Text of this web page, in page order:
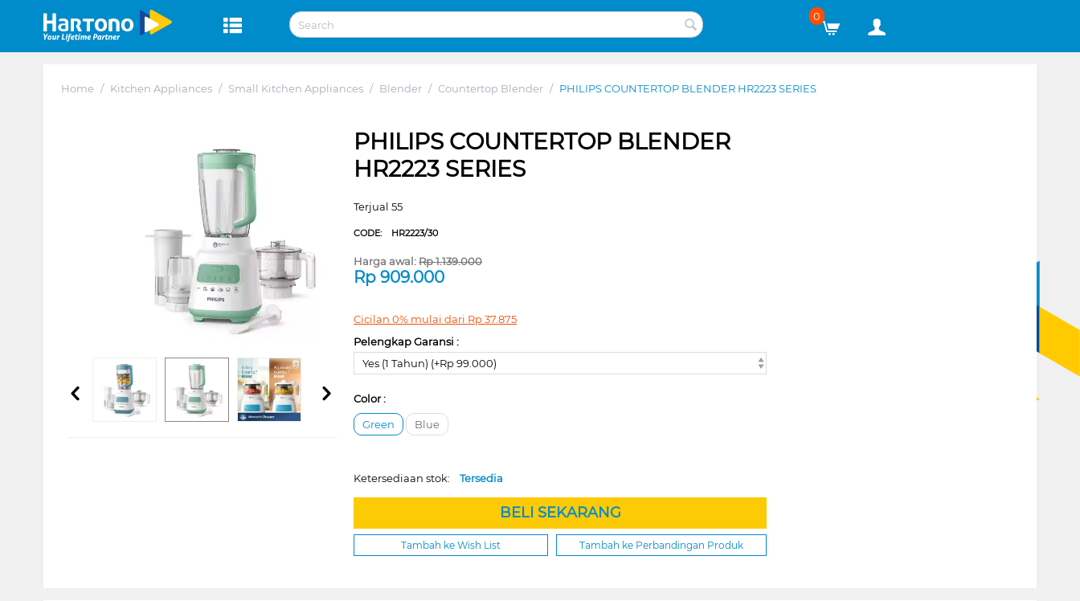
0
Home / Kitchen Appliances / Small Kitchen Appliances / Blender / Countertop Blender / PHILIPS COUNTERTOP BLENDER HR2223 SERIES
PHILIPS COUNTERTOP BLENDER
HR2223 SERIES
Terjual 55
CODE: HR2223/30
Harga awal:Rp1.139.000
Rp909.000
Cicilan 0% mulai dari Rp37.875
Pelengkap Garansi :
Yes (1 Tahun) (+Rp 99.000)
Color :
Green
Blue
Ketersediaan stok:Tersedia
BELI SEKARANG
Tambah ke Wish List Tambah ke Perbandingan Produk